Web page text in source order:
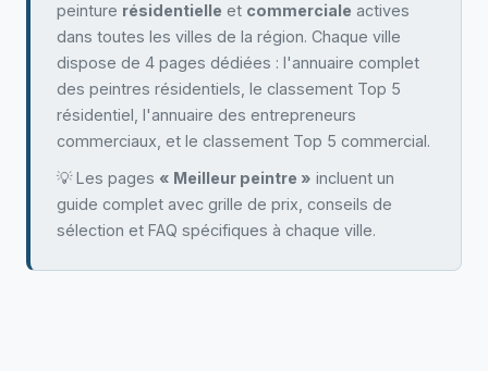
peinture résidentielle et commerciale actives
dans toutes les villes de la région. Chaque ville
dispose de 4 pages dédiées : l'annuaire complet
des peintres résidentiels, le classement Top 5
résidentiel, l'annuaire des entrepreneurs
commerciaux, et le classement Top 5 commercial.
💡 Les pages « Meilleur peintre » incluent un
guide complet avec grille de prix, conseils de
sélection et FAQ spécifiques à chaque ville.